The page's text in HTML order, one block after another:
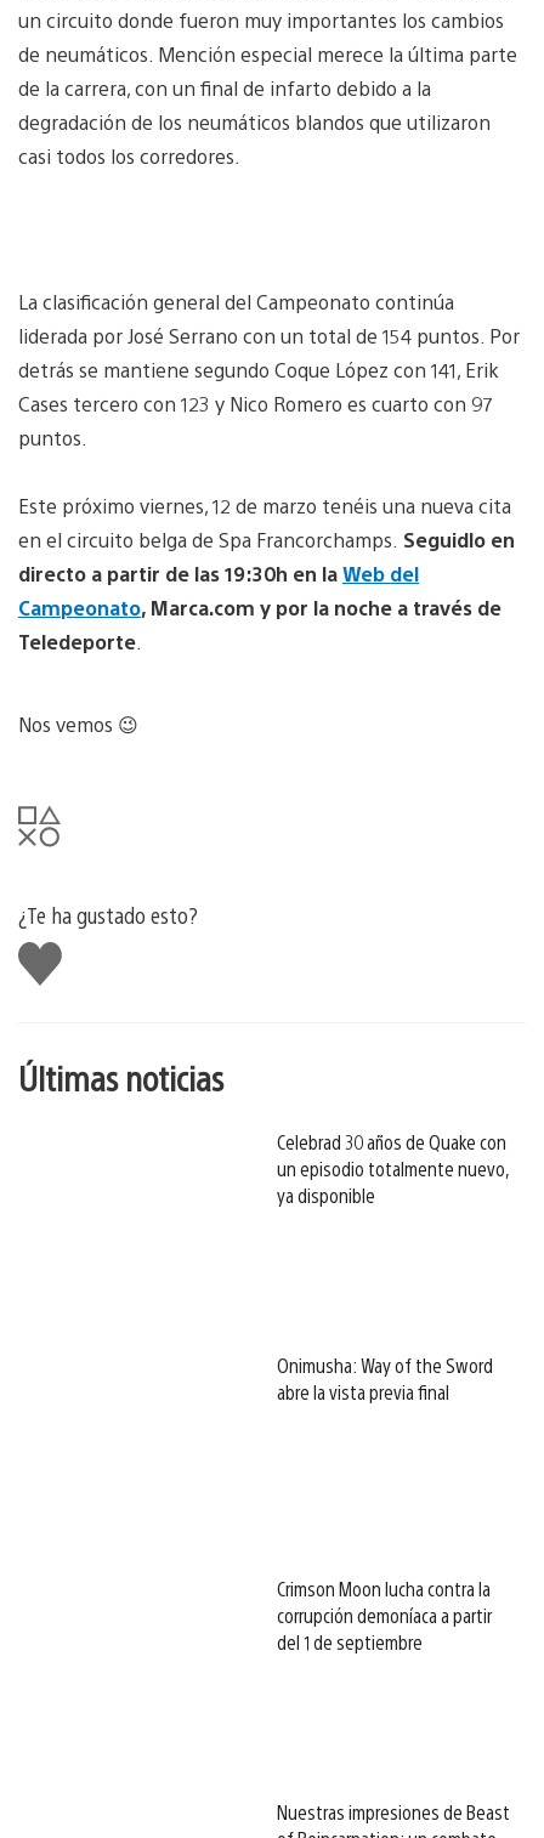
un circuito donde fueron muy importantes los cambios
de neumáticos. Mención especial merece la última parte
de la carrera, con un final de infarto debido a la
degradación de los neumáticos blandos que utilizaron
casi todos los corredores.
La clasificación general del Campeonato continúa
liderada por José Serrano con un total de 154 puntos. Por
detrás se mantiene segundo Coque López con 141, Erik
Cases tercero con 123 y Nico Romero es cuarto con 97
puntos.
Este próximo viernes, 12 de marzo tenéis una nueva cita
en el circuito belga de Spa Francorchamps. Seguidlo en
directo a partir de las 19:30h en laWeb del
Campeonato, Marca.com y por la noche a través de
Teledeporte
Nos vemos 😉
¿Te ha gustado esto?
Me
gusta
esto
Últimas noticias
Celebrad 30 años de Quake con
un episodio totalmente nuevo,
ya disponible
Onimusha: Way of the Sword
abre la vista previa final
Crimson Moon lucha contra la
corrupción demoníaca a partir
del 1 de septiembre
Nuestras impresiones de Beast